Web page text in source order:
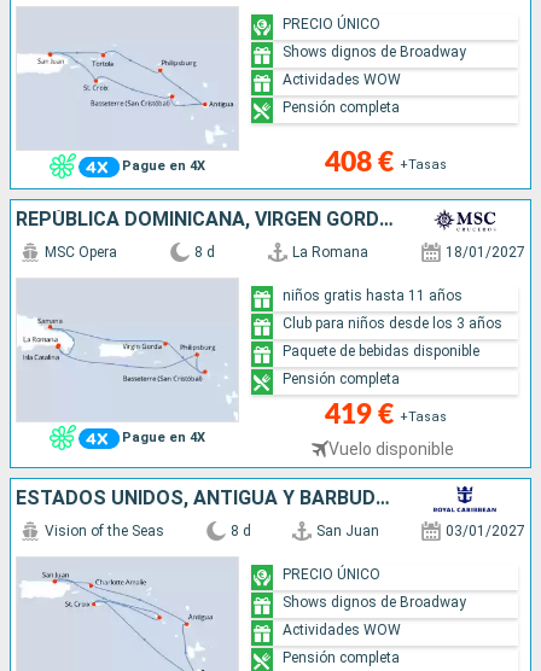
Pague en 4X 408 € +Tasas
PRECIO ÚNICO
Shows dignos de Broadway
Actividades WOW
Pensión completa
REPÚBLICA DOMINICANA, VIRGEN GORDA, SAN CRISTÓBAL Y NIEVES, SAN MARTÍN
Pague en 4X
MSC Opera 8 d La Romana 18/01/2027
419 € +Tasas
Vuelo disponible
niños gratis hasta 11 años
Club para niños desde los 3 años
Paquete de bebidas disponible
Pensión completa
ESTADOS UNIDOS, ANTIGUA Y BARBUDA, DOMINICA, SANTA CRUZ, SAN CRISTÓBAL Y NIEVES, PORTO RICO
Vision of the Seas 8 d San Juan 03/01/2027
PRECIO ÚNICO
Shows dignos de Broadway
Actividades WOW
Pensión completa